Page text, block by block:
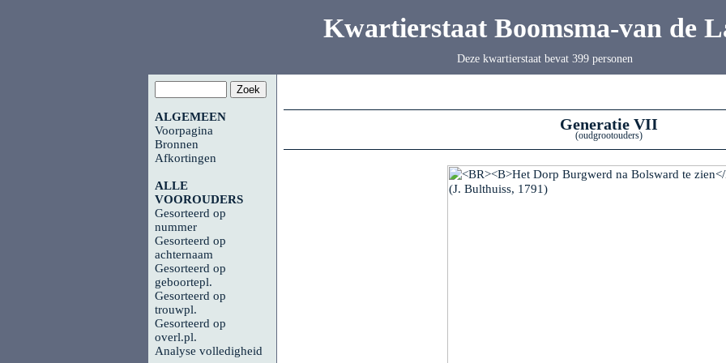
Kwartierstaat Boomsma-van de
Deze kwartierstaat bevat 399 personen
ALGEMEEN
Voorpagina
Bronnen
Afkortingen
ALLE
VOOROUDERS
Gesorteerd op
nummer
Gesorteerd op
achternaam
Gesorteerd op
geboortepl.
Gesorteerd op
trouwpl.
Gesorteerd op
overl.pl.
Analyse volledigheid
Generatie VII
(oudgrootouders)